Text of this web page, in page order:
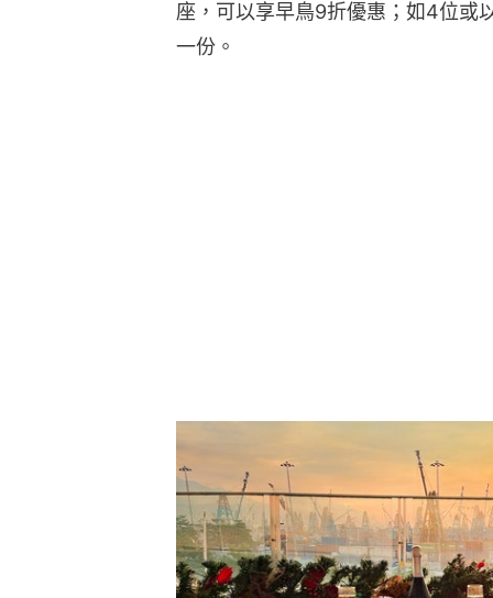
座，可以享早鳥9折優惠；如4位或
一份。